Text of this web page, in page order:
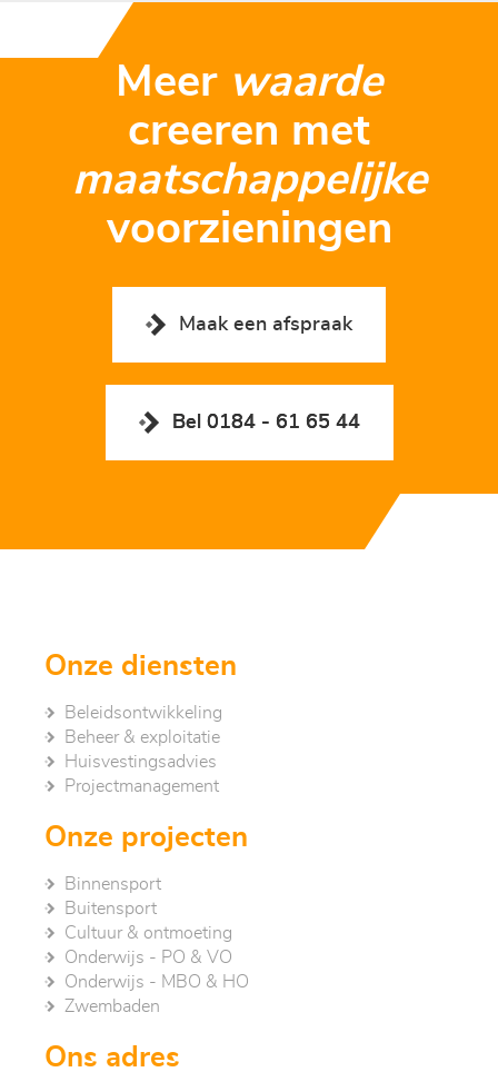
Meer waarde
creeren met
maatschappelijke
voorzieningen
Maak een afspraak
Bel 0184 - 61 65 44
Onze diensten
Beleidsontwikkeling
Beheer & exploitatie
Huisvestingsadvies
Project­management
Onze projecten
Binnensport
Buitensport
Cultuur & ontmoeting
Onderwijs - PO & VO
Onderwijs - MBO & HO
Zwembaden
Ons adres